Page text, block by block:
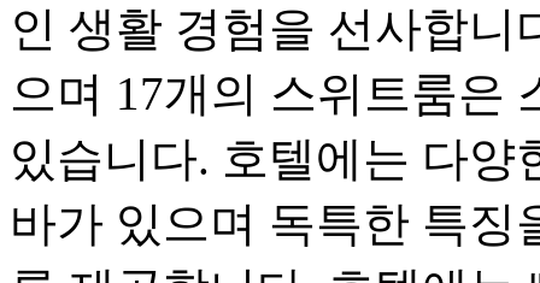
인 생활 경험을 선사합니
으며 17개의 스위트룸은
있습니다. 호텔에는 다양
바가 있으며 독특한 특징